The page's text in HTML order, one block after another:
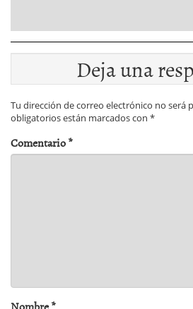
Deja una
Tu dirección de correo electrónico no será
obligatorios están marcados con *
Comentario*